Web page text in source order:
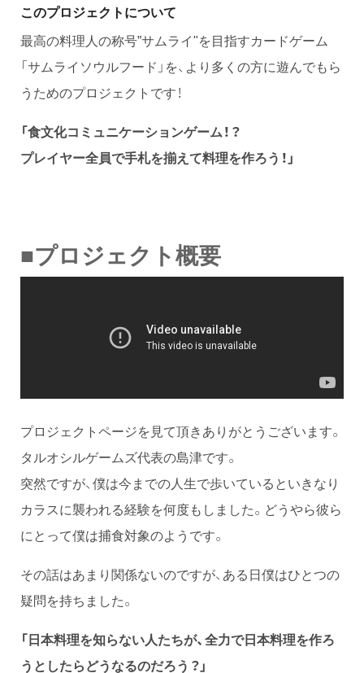
このプロジェクトについて
最高の料理人の称号”サムライ"を目指すカードゲーム
「サムライソウルフード」を、より多くの方に遊んでもら
うためのプロジェクトです！
「食文化コミュニケーションゲーム！？
プレイヤー全員で手札を揃えて料理を作ろう！ 」
■プロジェクト概要
プロジェクトページを見て頂きありがとうございます。
タルオシルゲームズ代表の島津です。
突然ですが、僕は今までの人生で歩いているといきなり
カラスに襲われる経験を何度もしました。どうやら彼ら
にとって僕は捕食対象のようです。
その話はあまり関係ないのですが、ある日僕はひとつの
疑問を持ちました。
「日本料理を知らない人たちが、全力で日本料理を作ろ
うとしたらどうなるのだろう？」